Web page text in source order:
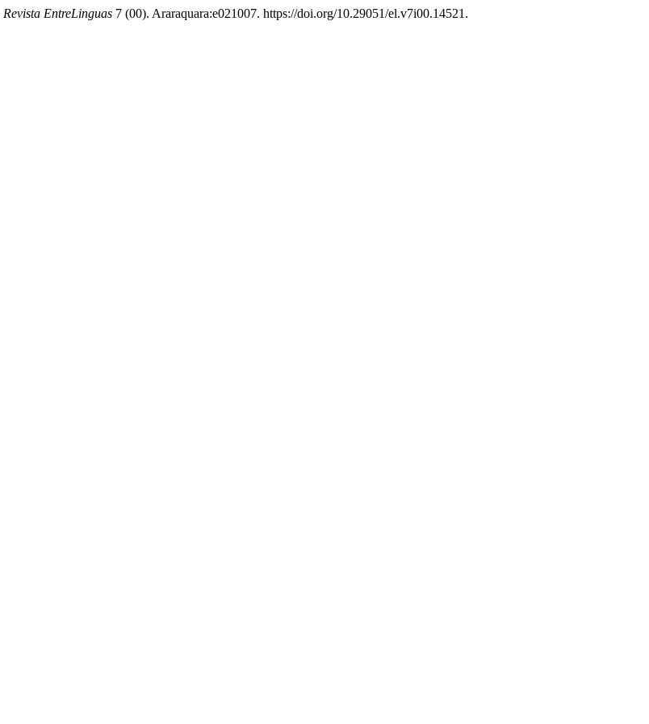
Revista EntreLinguas 7 (00). Araraquara:e021007. https://doi.org/10.29051/el.v7i00.14521.